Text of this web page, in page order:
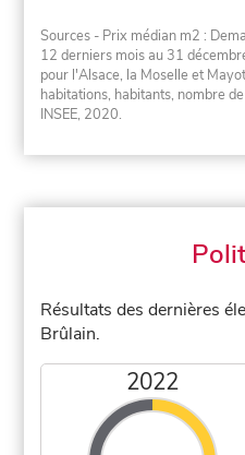
Sources - Prix médian m2 :
12 derniers mois au 31
pour l'Alsace, la Moselle et
habitations, habitants, nombre
INSEE, 2020.
Résultats des dernières
Brûlain.
2022